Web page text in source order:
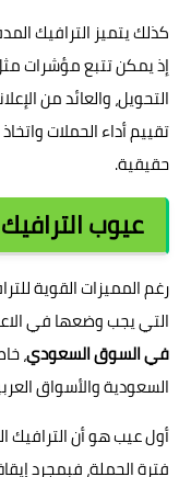
كذلك يتميز الترافيك
تقييم أداء الحملات
حقيقية.
عيوب
رغم المميزات القوية
التي يجب وضعها في
في السوق السعودي،
السعودية والأسواق
أول عيب هو أن
فترة الحملة، فبمجرد